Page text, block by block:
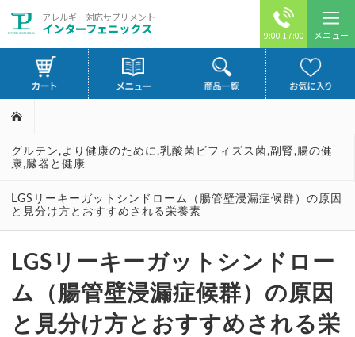
アレルギー対応サプリメント
インターフェニックス 9:00-17:00 メニュー
グルテン , より健康のために ,乳酸菌ビフィズス菌,副腎 , 腸の健
康, 臓器と健康
LGSリーキーガットシンドローム（腸管壁浸漏症候群）の原因
と見分け方とおすすめされる栄養素
LGSリーキーガットシンドロー
ム（腸管壁浸漏症候群）の原因
と見分け方とおすすめされる栄